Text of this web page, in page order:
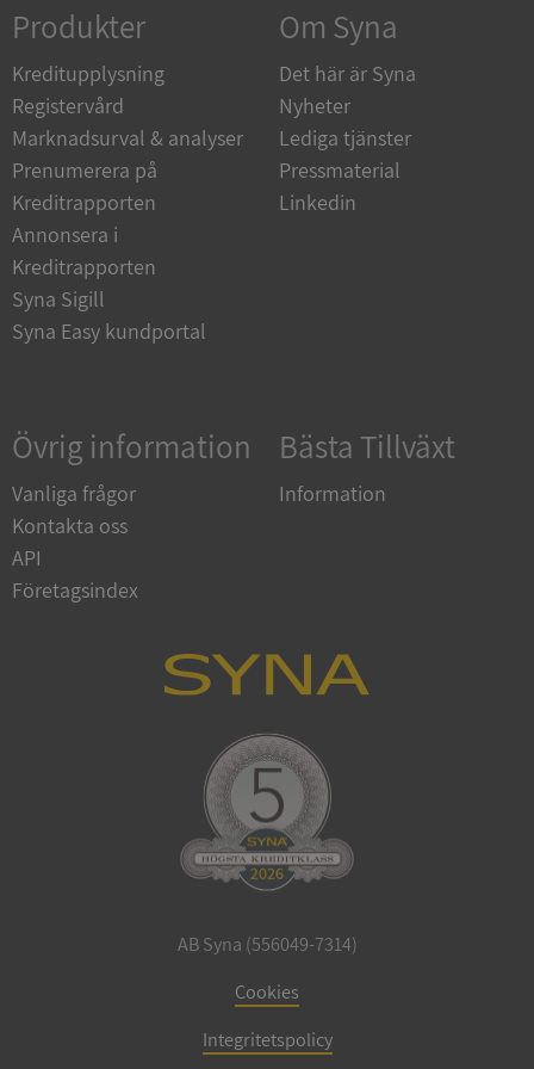
Produkter
Kreditupplysning
Registervård
Marknadsurval & analyser
Prenumerera på
Kreditrapporten
Annonsera i
Kreditrapporten
Syna Sigill
Syna Easy kundportal
Om Syna
Det här är Syna
Nyheter
Lediga tjänster
Pressmaterial
Linkedin
Övrig information
Vanliga frågor
Kontakta oss
API
Företagsindex
Bästa Tillväxt
Information
AB Syna (556049-7314)
Cookies
Integritetspolicy
Oklassificerade
Strikt nödvändiga kakor tillåter
kärnwebbplatsfunktioner som användarinloggning
användas ordentligt utan strikt nödvändiga cookies.
Namn
Leverantör
Domän
ASP.NET_SessionId
Microsoft
Corporation
de.syna.se